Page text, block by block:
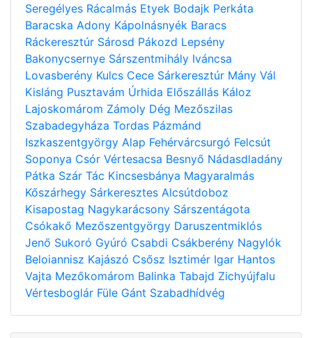
Seregélyes Rácalmás Etyek Bodajk Perkáta
Baracska Adony Kápolnásnyék Baracs
Ráckeresztúr Sárosd Pákozd Lepsény
Bakonycsernye Sárszentmihály Iváncsa
Lovasberény Kulcs Cece Sárkeresztúr Mány Vál
Kisláng Pusztavám Úrhida Előszállás Káloz
Lajoskomárom Zámoly Dég Mezőszilas
Szabadegyháza Tordas Pázmánd
Iszkaszentgyörgy Alap Fehérvárcsurgó Felcsút
Soponya Csór Vértesacsa Besnyő Nádasdladány
Pátka Szár Tác Kincsesbánya Magyaralmás
Kőszárhegy Sárkeresztes Alcsútdoboz
Kisapostag Nagykarácsony Sárszentágota
Csókakő Mezőszentgyörgy Daruszentmiklós
Jenő Sukoró Gyúró Csabdi Csákberény Nagylók
Beloiannisz Kajászó Csősz Isztimér Igar Hantos
Vajta Mezőkomárom Balinka Tabajd Zichyújfalu
Vértesboglár Füle Gánt Szabadhídvég